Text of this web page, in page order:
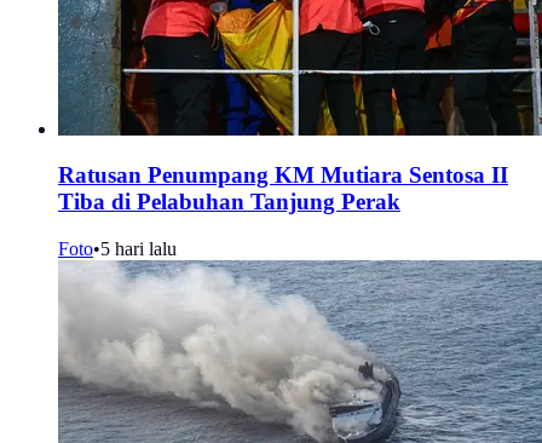
Ratusan Penumpang KM Mutiara Sentosa II
Tiba di Pelabuhan Tanjung Perak
Foto•5 hari lalu